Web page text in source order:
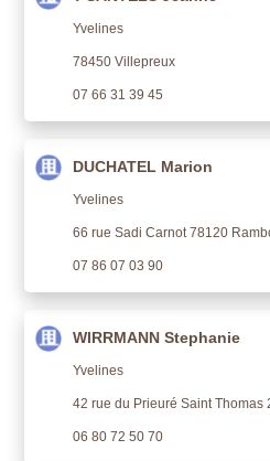
Yvelines
78450 Villepreux
07 66 31 39 45
DUCHATEL Marion
Yvelines
66 rue Sadi Carnot 78120
07 86 07 03 90
WIRRMANN Stephanie
Yvelines
42 rue du Prieuré Saint Thomas
06 80 72 50 70